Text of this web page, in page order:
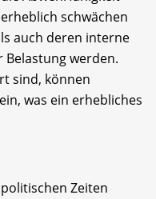
schwächen
auch deren interne
Belastung werden.
sind, können
was ein erhebliches
Zeiten